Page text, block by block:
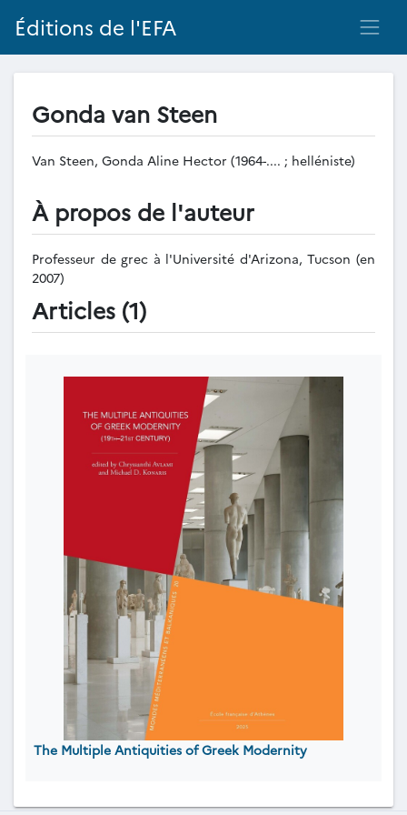
Éditions de l'EFA
Gonda van Steen
Van Steen, Gonda Aline Hector (1964-.... ; helléniste)
À propos de l'auteur
Professeur de grec à l'Université d'Arizona, Tucson (en
2007)
Articles (1)
The Multiple Antiquities of Greek Modernity